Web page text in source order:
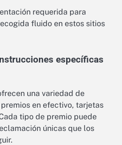
requerida para
fluido en estos sitios
específicas
una variedad de
en efectivo, tarjetas
tipo de premio puede
únicas que los